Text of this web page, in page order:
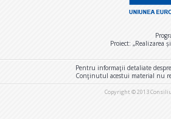
Proiect: „Realizarea
Pentru informaţii detaliate
Conţinutul acestui material nu
Copyright © 2013